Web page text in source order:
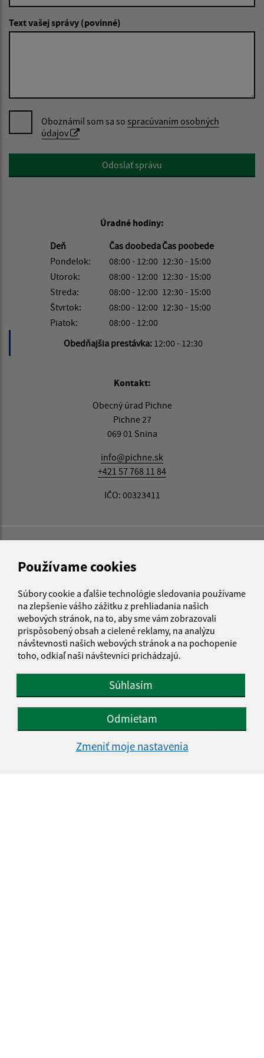
Používame cookies
Súbory cookie a ďalšie technológie sledovania používame
na zlepšenie vášho zážitku z prehliadania našich
webových stránok, na to, aby sme vám zobrazovali
prispôsobený obsah a cielené reklamy, na analýzu
návštevnosti našich webových stránok a na pochopenie
toho, odkiaľ naši návštevníci prichádzajú.
Súhlasím
Odmietam
Zmeniť moje nastavenia
Text vašej správy (povinné)
Oboznámil som sa so spracúvaním osobných
údajov
Google reCaptcha ResponseOdoslať správu
Úradné hodiny:
Deň
Čas doobedaČas poobede
Pondelok:
08:00 - 12:00 12:30 - 15:00
Utorok:
08:00 - 12:00 12:30 - 15:00
Streda:
08:00 - 12:00 12:30 - 15:00
Štvrtok:
08:00 - 12:00 12:30 - 15:00
Piatok:
08:00 - 12:00
Obedňajšia prestávka: 12:00 - 12:30
Kontakt:
Obecný úrad Pichne
Pichne 27
069 01 Snina
info@pichne.sk
+421 57 768 11 84
IČO: 00323411
Informácie o stránke:
Vyhlásenie o prístupnosti
Autorské práva